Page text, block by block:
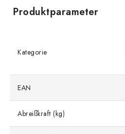
Produktparameter
Kategorie
EAN
Abreißkraft (kg)